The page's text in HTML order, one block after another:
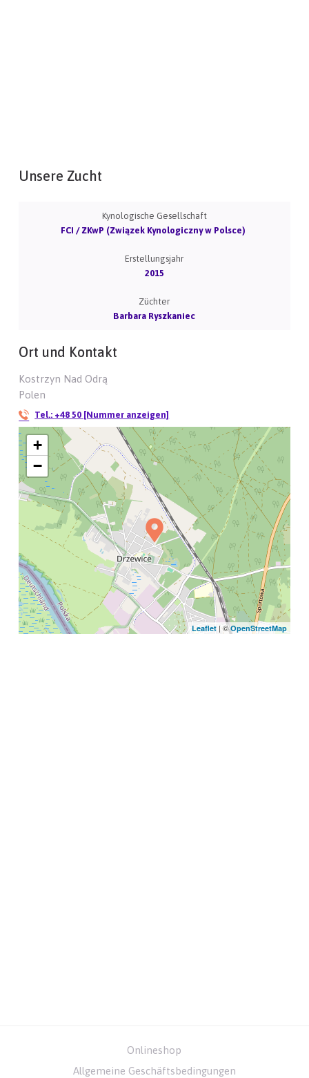
Unsere Zucht
Kynologische Gesellschaft
FCI / ZKwP (Związek Kynologiczny w Polsce)
Erstellungsjahr
2015
Züchter
Barbara Ryszkaniec
Ort und Kontakt
Kostrzyn Nad Odrą
Polen
Tel.: +48 50 [Nummer anzeigen]
+
−
Leaflet| ©OpenStreetMap
Onlineshop
Allgemeine Geschäftsbedingungen